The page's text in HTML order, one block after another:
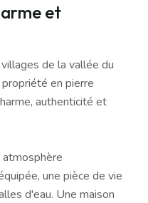
et
de la vallée du
en pierre
authenticité et
atmosphère
une pièce de vie
d'eau. Une maison